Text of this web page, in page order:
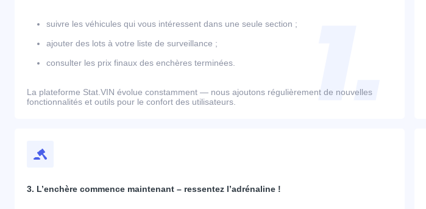
suivre les véhicules qui vous intéressent dans une seule section ;
ajouter des lots à votre liste de surveillance ;
consulter les prix finaux des enchères terminées.
La plateforme Stat.VIN évolue constamment — nous ajoutons régulièrement de nouvelles
fonctionnalités et outils pour le confort des utilisateurs.
3. L’enchère commence maintenant – ressentez l’adrénaline !